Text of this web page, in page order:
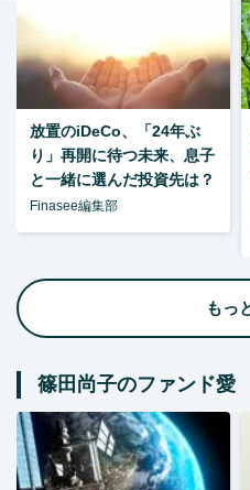
放置のiDeCo、「24年ぶ
り」再開に待つ未来、息子
と一緒に選んだ投資先は？
Finasee編集部
もっ
篠田尚子のファンド愛